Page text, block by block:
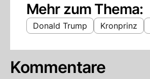
Mehr zum Thema:
Donald Trump Kronprinz
Kommentare